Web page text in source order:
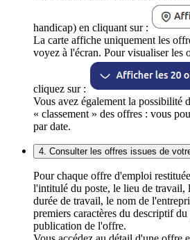
handicap) en cliquant sur :
La carte affiche uniquement les
voyez à l'écran. Pour visualiser les
cliquez sur :
Vous avez également la possibilité
« classement » des offres : vous
par date.
4. Consulter les offres issues de
Pour chaque offre d'emploi
l'intitulé du poste, le lieu de travail,
durée de travail, le nom de
premiers caractères du descriptif du
publication de l'offre.